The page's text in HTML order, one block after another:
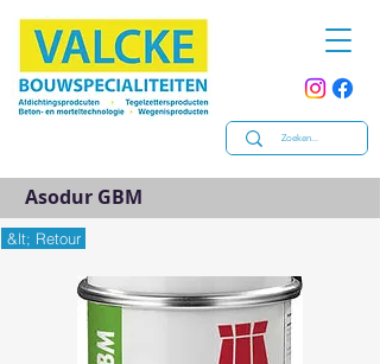
Asodur GBM
&lt; Retour